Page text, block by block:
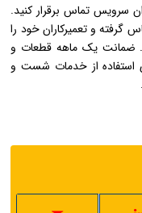
سرویس تماس برقرار کنید.
گرفته و تعمیرکاران خود را
ضمانت یک ماهه قطعات و
استفاده از خدمات شست و